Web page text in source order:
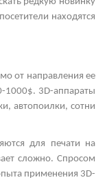
находятся
от направления ее
1000$. 3D-аппараты
автопоилки, сотни
для печати на
сложно. Спросом
применения 3D-